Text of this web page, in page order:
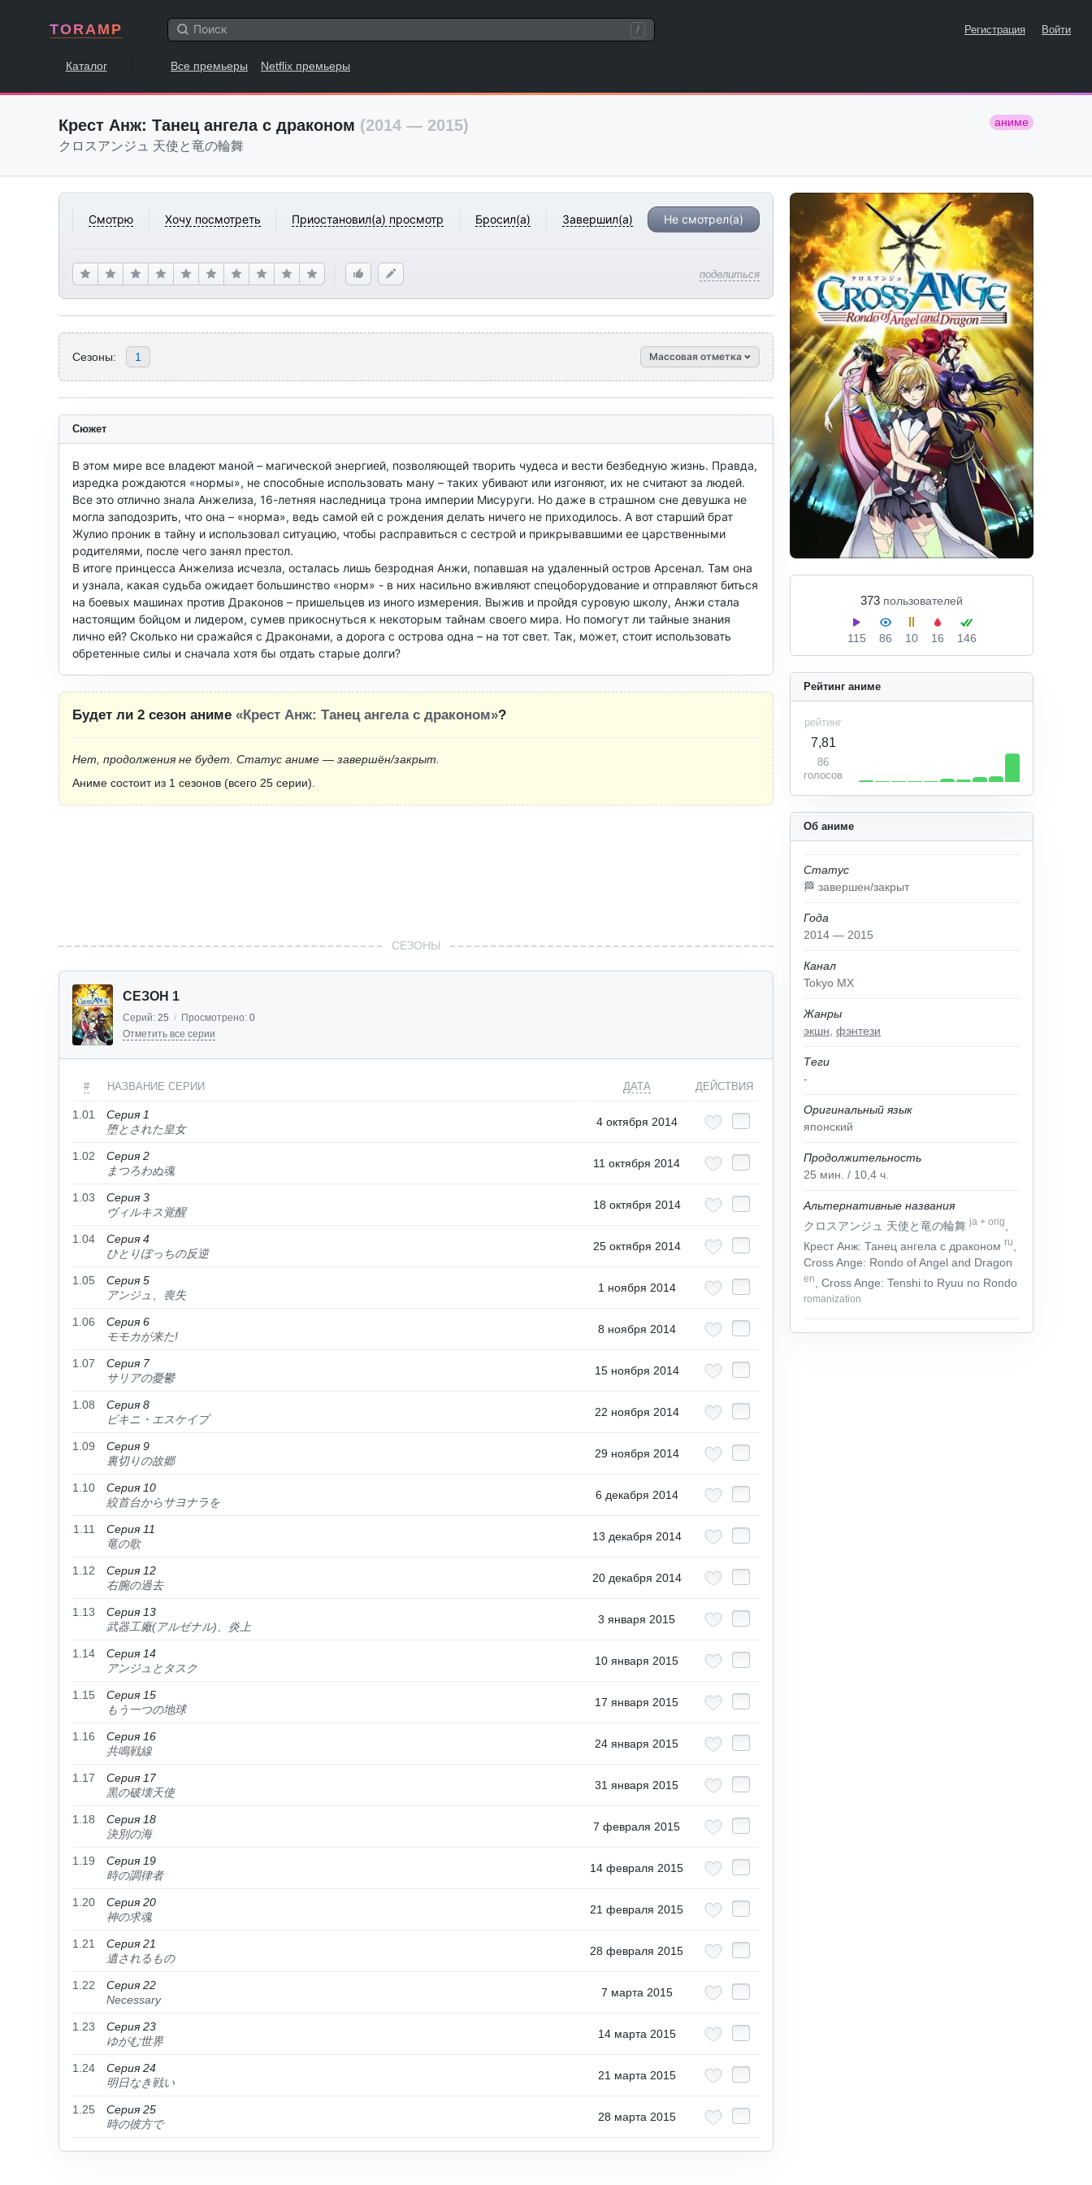
TORAMP / Регистрация Войти
Каталог Все премьеры Netflix премьеры
Крест Анж: Танец ангела с драконом (2014 — 2015) аниме
クロスアンジュ 天使と竜の輪舞
Смотрю Хочу посмотреть Приостановил(а) просмотр Бросил(а) Завершил(а) Не смотрел(а)
поделиться
373 пользователей
115 86 10 16 146
Сезоны: 1 Массовая отметка
Об аниме
Статус
🏁 завершен/закрыт
Года
2014 — 2015
Канал
Tokyo MX
Жанры
экшн фэнтези
Теги
-
Оригинальный язык
японский
Продолжительность
25 мин. / 10,4 ч.
Альтернативные названия
クロスアンジュ 天使と竜の輪舞ja + orig
Крест Анж: Танец ангела с драконом ru
Cross Ange: Rondo of Angel and Dragon
en , Cross Ange: Tenshi to Ryuu no Rondo
romanization
Рейтинг аниме
рейтинг
7,81
86
голосов
Сюжет
В этом мире все владеют маной – магической энергией, позволяющей творить чудеса и вести безбедную жизнь. Правда,
изредка рождаются «нормы», не способные использовать ману – таких убивают или изгоняют, их не считают за людей.
Все это отлично знала Анжелиза, 16-летняя наследница трона империи Мисуруги. Но даже в страшном сне девушка не
могла заподозрить, что она – «норма», ведь самой ей с рождения делать ничего не приходилось. А вот старший брат
Жулио проник в тайну и использовал ситуацию, чтобы расправиться с сестрой и прикрывавшими ее царственными
родителями, после чего занял престол.
В итоге принцесса Анжелиза исчезла, осталась лишь безродная Анжи, попавшая на удаленный остров Арсенал. Там она
и узнала, какая судьба ожидает большинство «норм» - в них насильно вживляют спецоборудование и отправляют биться
на боевых машинах против Драконов – пришельцев из иного измерения. Выжив и пройдя суровую школу, Анжи стала
настоящим бойцом и лидером, сумев прикоснуться к некоторым тайнам своего мира. Но помогут ли тайные знания
лично ей? Сколько ни сражайся с Драконами, а дорога с острова одна – на тот свет. Так, может, стоит использовать
обретенные силы и сначала хотя бы отдать старые долги?
Будет ли 2 сезон аниме «Крест Анж: Танец ангела с драконом»?
Нет, продолжения не будет. Статус аниме — завершён/закрыт.
Аниме состоит из 1 сезонов (всего 25 серии).
СЕЗОНЫ
СЕЗОН 1
Серий: 25 / Просмотрено: 0
Отметить все серии
# НАЗВАНИЕ СЕРИИ ДАТА ДЕЙСТВИЯ
1.01
Серия 1
堕とされた皇女
4 октября 2014
1.02
Серия 2
まつろわぬ魂
11 октября 2014
1.03
Серия 3
ヴィルキス覚醒
18 октября 2014
1.04
Серия 4
ひとりぼっちの反逆
25 октября 2014
1.05
Серия 5
アンジュ、喪失
1 ноября 2014
1.06
Серия 6
モモカが来た!
8 ноября 2014
1.07
Серия 7
サリアの憂鬱
15 ноября 2014
1.08
Серия 8
ビキニ・エスケイプ
22 ноября 2014
1.09
Серия 9
裏切りの故郷
29 ноября 2014
1.10
Серия 10
絞首台からサヨナラを
6 декабря 2014
1.11
Серия 11
竜の歌
13 декабря 2014
1.12
Серия 12
右腕の過去
20 декабря 2014
1.13
Серия 13
武器工廠(アルゼナル)、炎上
3 января 2015
1.14
Серия 14
アンジュとタスク
10 января 2015
1.15
Серия 15
もう一つの地球
17 января 2015
1.16
Серия 16
共鳴戦線
24 января 2015
1.17
Серия 17
黒の破壊天使
31 января 2015
1.18
Серия 18
決別の海
7 февраля 2015
1.19
Серия 19
時の調律者
14 февраля 2015
1.20
Серия 20
神の求魂
21 февраля 2015
1.21
Серия 21
遺されるもの
28 февраля 2015
1.22
Серия 22
Necessary
7 марта 2015
1.23
Серия 23
ゆがむ世界
14 марта 2015
1.24
Серия 24
明日なき戦い
21 марта 2015
1.25
Серия 25
時の彼方で
28 марта 2015